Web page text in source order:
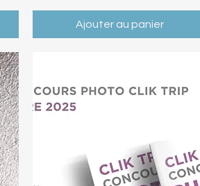
Ajouter au panier